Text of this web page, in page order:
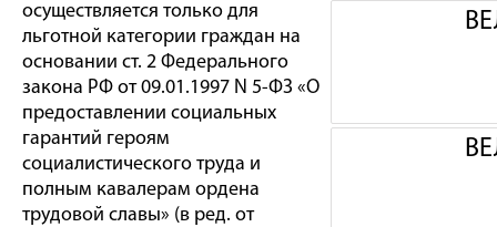
осуществляется только для
льготной категории граждан на
основании ст. 2 Федерального
закона РФ от 09.01.1997 N 5-ФЗ «О
предоставлении социальных
гарантий героям
социалистического труда и
полным кавалерам ордена
трудовой славы» (в ред. от